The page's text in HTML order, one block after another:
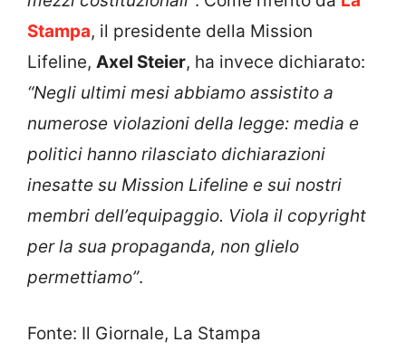
Stampa, il presidente della Mission
Lifeline, Axel Steier, ha invece dichiarato:
“Negli ultimi mesi abbiamo assistito a
numerose violazioni della legge: media e
politici hanno rilasciato dichiarazioni
inesatte su Mission Lifeline e sui nostri
membri dell’equipaggio. Viola il copyright
per la sua propaganda, non glielo
permettiamo”.
Fonte: Il Giornale, La Stampa